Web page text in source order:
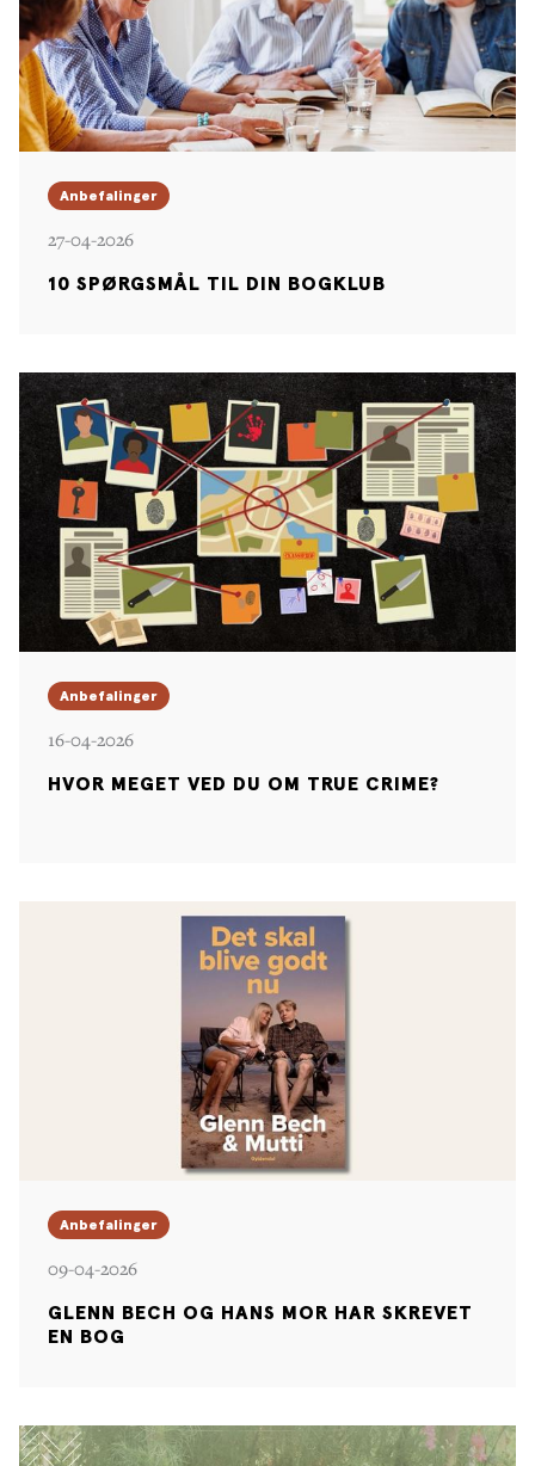
Anbefalinger
27-04-2026
10 SPØRGSMÅL TIL DIN BOGKLUB
Anbefalinger
16-04-2026
HVOR MEGET VED DU OM TRUE CRIME?
Anbefalinger
09-04-2026
GLENN BECH OG HANS MOR HAR SKREVET
EN BOG